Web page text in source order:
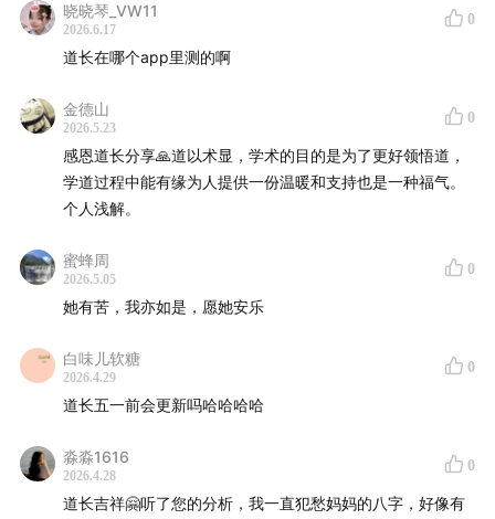
有术无道伤人害己
有道无术助人无依
道术结合度人修己
晓晓琴_VW11
2026.6.17
0
道长在哪个app里测的啊
金德山
2026.5.23
0
感恩道长分享🙏道以术显，学术的目的是为了更好领悟道，
学道过程中能有缘为人提供一份温暖和支持也是一种福气。
个人浅解。
蜜蜂周
2026.5.05
0
她有苦，我亦如是，愿她安乐
白味儿软糖
2026.4.29
0
道长五一前会更新吗哈哈哈哈
淼淼1616
2026.4.28
0
道长吉祥🤗听了您的分析，我一直犯愁妈妈的八字，好像有